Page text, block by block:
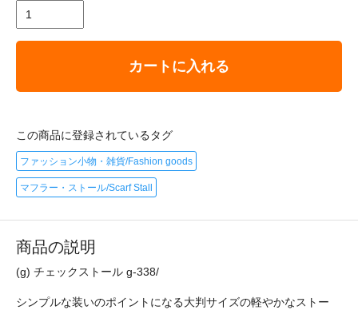
カートに入れる
この商品に登録されているタグ
ファッション小物・雑貨/Fashion goods
マフラー・ストール/Scarf Stall
商品の説明
(g) チェックストール g-338/
シンプルな装いのポイントになる大判サイズの軽やかなストー